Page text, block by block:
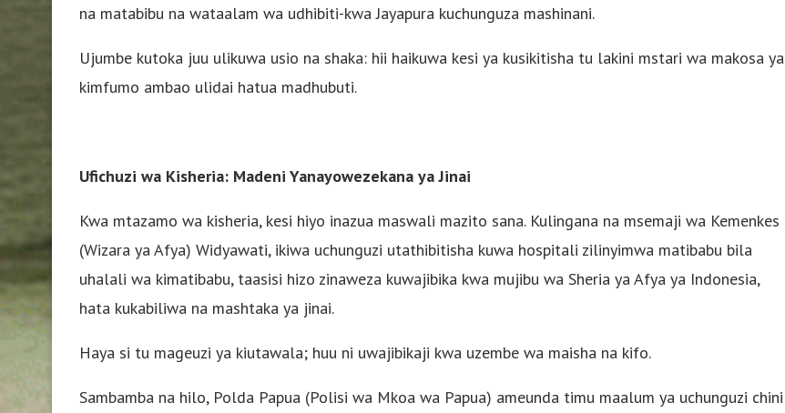
na matabibu na wataalam wa udhibiti-kwa Jayapura kuchunguza mashinani.
Ujumbe kutoka juu ulikuwa usio na shaka: hii haikuwa kesi ya kusikitisha tu lakini mstari wa makosa ya
kimfumo ambao ulidai hatua madhubuti.
Ufichuzi wa Kisheria: Madeni Yanayowezekana ya Jinai
Kwa mtazamo wa kisheria, kesi hiyo inazua maswali mazito sana. Kulingana na msemaji wa Kemenkes
(Wizara ya Afya) Widyawati, ikiwa uchunguzi utathibitisha kuwa hospitali zilinyimwa matibabu bila
uhalali wa kimatibabu, taasisi hizo zinaweza kuwajibika kwa mujibu wa Sheria ya Afya ya Indonesia,
hata kukabiliwa na mashtaka ya jinai.
Haya si tu mageuzi ya kiutawala; huu ni uwajibikaji kwa uzembe wa maisha na kifo.
Sambamba na hilo, Polda Papua (Polisi wa Mkoa wa Papua) ameunda timu maalum ya uchunguzi chini